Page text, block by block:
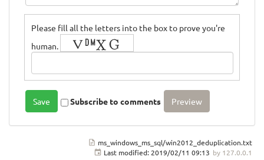
Please fill all the letters into the box to prove you're
human.
Subscribe to comments
ms_windows_ms_sql/win2012_deduplication.txt
Last modified:2019/02/11 09:13 by 127.0.0.1